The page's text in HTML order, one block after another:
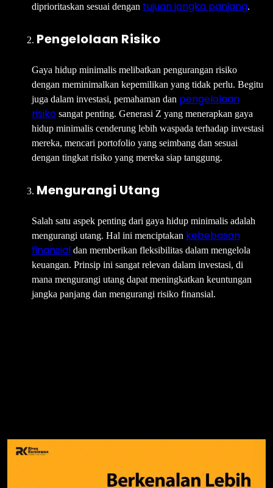
diprioritaskan sesuai dengan tujuan jangka panjang.
Pengelolaan Risiko
Gaya hidup minimalis melibatkan pengurangan risiko
dengan meminimalkan kepemilikan yang tidak perlu. Begitu
juga dalam investasi, pemahaman dan pengelolaan
risiko sangat penting. Generasi Z yang menerapkan gaya
hidup minimalis cenderung lebih waspada terhadap investasi
mereka, mencari portofolio yang seimbang dan sesuai
dengan tingkat risiko yang mereka siap tanggung.
Mengurangi Utang
Salah satu aspek penting dari gaya hidup minimalis adalah
mengurangi utang. Hal ini menciptakan kebebasan
finansial dan memberikan fleksibilitas dalam mengelola
keuangan. Prinsip ini sangat relevan dalam investasi, di
mana mengurangi utang dapat meningkatkan keuntungan
jangka panjang dan mengurangi risiko finansial.